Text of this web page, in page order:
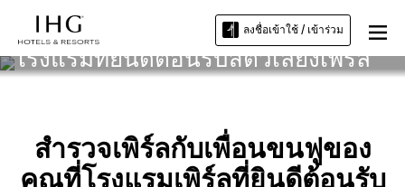
ลงชื่อเข้าใช้ / เข้าร่วม
โรงแรมที่ยินดีต้อนรับสัตว์เลี้ยงเพิร์ล
สำรวจเพิร์ลกับเพื่อนขนฟูของ
คุณที่โรงแรมเพิร์ลที่ยินดีต้อนรับ